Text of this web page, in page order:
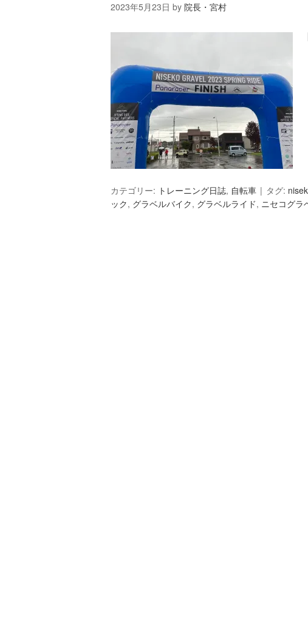
2023年5月23日 by 院長・宮村
カテゴリー: トレーニング日誌, 自転車 タグ:
ック, グラベルバイク, グラベルライド, ニセコグラ